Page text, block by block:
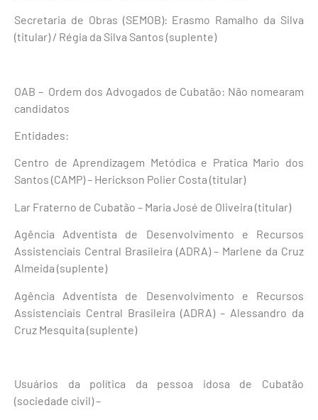
Secretaria de Obras (SEMOB): Erasmo Ramalho da Silva
(titular) / Régia da Silva Santos (suplente)
OAB – Ordem dos Advogados de Cubatão: Não nomearam
candidatos
Entidades:
Centro de Aprendizagem Metódica e Pratica Mario dos
Santos (CAMP) – Herickson Polier Costa (titular)
Lar Fraterno de Cubatão – Maria José de Oliveira (titular)
Agência Adventista de Desenvolvimento e Recursos
Assistenciais Central Brasileira (ADRA) – Marlene da Cruz
Almeida (suplente)
Agência Adventista de Desenvolvimento e Recursos
Assistenciais Central Brasileira (ADRA) – Alessandro da
Cruz Mesquita (suplente)
Usuários da política da pessoa idosa de Cubatão
(sociedade civil) –